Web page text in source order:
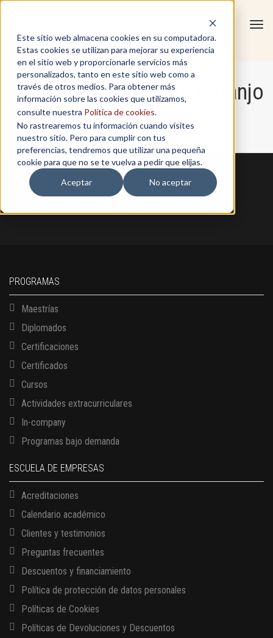
Este sitio web almacena cookies en su computadora.
Estas cookies se utilizan para mejorar su experiencia
en el sitio web y proporcionarle servicios más
personalizados, tanto en este sitio web como a
través de otros medios. Para obtener más
información sobre las cookies que utilizamos,
consulte nuestra Política de cookies.
No rastrearemos tu información cuando visites
nuestro sitio. Pero para cumplir con tus
preferencias, tendremos que utilizar una pequeña
cookie para que no se te vuelva a pedir que elijas.
Aceptar
No aceptar
Marco Vinicio Guerra Naranjo
Home / Marco Vinicio Guerra Naranjo
PROGRAMAS
Maestrías
Diplomados
Certificaciones
Certificados
Cursos
Actividades extracurriculares
In-company
Programas bajo demanda
ESCUELA DE EMPRESAS
Acreditaciones
Calendario académico
Clientes y testimonios
Preguntas frecuentes
Descuentos y financiamiento
Política de protección de datos personales
Políticas de Cookies
Políticas de Devoluciones y Descuentos
13 AGOSTO, 2026
Finanzas para no financieros
17 AGOSTO, 2026
Gerencia de empresas familiares
17 AGOSTO, 2026